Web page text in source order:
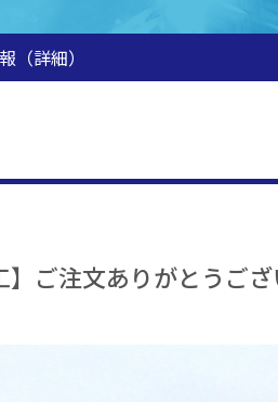
（詳細）
】ご注文ありがとうござ